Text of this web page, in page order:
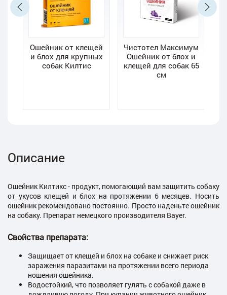
Ошейник от клещей
и блох для крупных
собак Килтис
Чистотел Максимум
Ошейник от блох и
клещей для собак 65
см
Описание
Ошейник Килтикс - продукт, помогающий вам защитить собаку
от укусов клещей и блох на протяжении 6 месяцев. Носить
ошейник рекомендовано постоянно. Просто наденьте ошейник
на собаку. Препарат немецкого производителя Bayer.
Свойства препарата:
Защищает от клещей и блох на собаке и снижает риск
заражения паразитами на протяжении всего периода
ношения ошейника.
Водостойкий, что позволяет гулять с собакой даже в